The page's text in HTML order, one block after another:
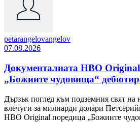
petarangelovangelov
07.08.2026
Документалната HBO
„Божиите чудовища“
Дързък поглед към подземния свят на
влечуги за милиарди долари
HBO Original поредица „Божиите